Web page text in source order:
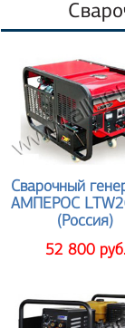
Сварочный
АМПЕРОС
(Россия)
52 800 руб.